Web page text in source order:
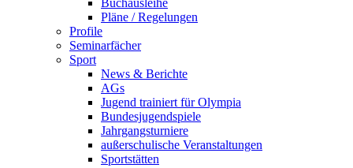
Pläne / Regelungen
Profile
Seminarfächer
Sport
News & Berichte
AGs
Jugend trainiert für Olympia
Bundesjugendspiele
Jahrgangsturniere
außerschulische Veranstaltungen
Sportstätten